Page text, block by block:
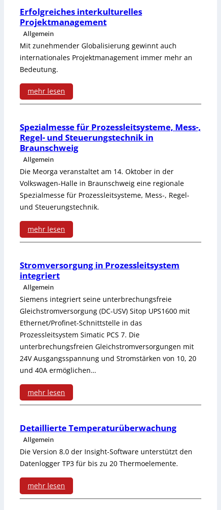
o
n
F
e
l
d
b
u
s
s
e
n
u
n
d
d
a
z
u
g
e
h
ö
i
g
e
G
e
r
u
n
e
a
n
m
o
d
r
e
A
u
t
o
m
a
t
i
s
e
r
u
R
o
b
o
e
u
n
d
F
ö
d
r
b
ä
n
d
e
r
s
y
n
c
h
r
o
Erfolgreiches interkulturelles
Projektmanagement
Allgemein
Mit zunehmender Globalisierung gewinnt auch
internationales Projektmanagement immer mehr an
Bedeutung.
mehr lesen
:
E
r
o
l
g
e
i
c
h
e
s
i
n
t
e
k
u
l
Spezialmesse für Prozessleitsysteme, Mess-,
Regel- und Steuerungstechnik in
Braunschweig
Allgemein
Die Meorga veranstaltet am 14. Oktober in der
Volkswagen-Halle in Braunschweig eine regionale
Spezialmesse für Prozessleitsysteme, Mess-, Regel-
und Steuerungstechnik.
mehr lesen
:
S
p
e
z
i
a
l
m
e
s
e
f
Stromversorgung in Prozessleitsystem
integriert
Allgemein
Siemens integriert seine unterbrechungsfreie
Gleichstromversorgung (DC-USV) Sitop UPS1600 mit
Ethernet/Profinet-Schnittstelle in das
Prozessleitsystem Simatic PCS 7. Die
unterbrechungsfreien Gleichstromversorgungen mit
24V Ausgangsspannung und Stromstärken von 10, 20
und 40A ermöglichen…
mehr lesen
:
S
r
o
m
Detaillierte Temperaturüberwachung
Allgemein
Die Version 8.0 der Insight-Software unterstützt den
Datenlogger TP3 für bis zu 20 Thermoelemente.
mehr lesen
: